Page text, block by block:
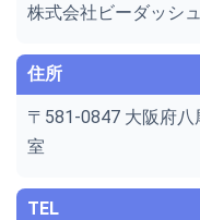
株式会社ビーダッシュ
住所
〒581-0847 大阪府
室
TEL